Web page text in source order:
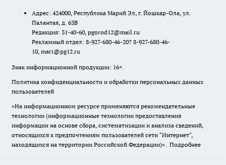
Адрес: 424000, Республика Марий Эл, г. Йошкар-Ола, ул.
Палантая, д. 63В
Редакция: 31-40-60, pgorod12@mail.ru
Рекламный отдел: 8-927-680-46-20? 8-927-680-46-
10, mari@pg12.ru
Знак информационной продукции: 16+.
Политика конфиденциальности и обработки персональных данных
пользователей
«На информационном ресурсе применяются рекомендательные
технологии (информационные технологии предоставления
информации на основе сбора, систематизации и анализа сведений,
относящихся к предпочтениям пользователей сети "Интернет",
находящихся на территории Российской Федерации)». Подробнее